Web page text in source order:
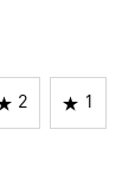
2 1